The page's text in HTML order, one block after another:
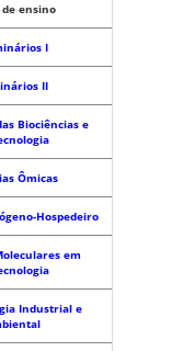
de ensino
I
II
Biociências e
Ômicas
Hospedeiro
em
Industrial e